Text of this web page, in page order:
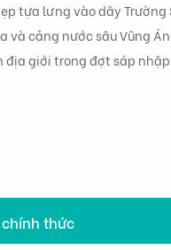
tựa lưng vào dãy Trường
và cảng nước sâu Vũng
địa giới trong đợt sáp
thức